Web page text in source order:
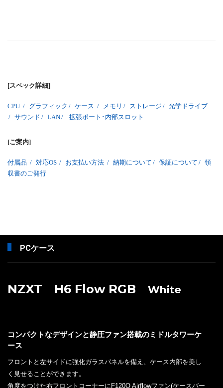
[スペック詳細]
CPU / グラフィック / ケース / メモリ / ストレージ / 光学ドライブ
/ サウンド / LAN/ 拡張ポート･内部スロット
[ご案内]
付属品 / 対応OS / お支払い方法 / 納期について / 保証について / 領
収書のご発行
PCケース
NZXT H6 Flow RGB White
コンパクトなデザインと静圧ファン搭載のミドルタワーケ
ース
フロントと左サイドに強化ガラスパネルを備え、ケース内部を美し
く見せることができます。
角度をつけた右フロントコーナーにF120Q Airflowファン(ケースバー